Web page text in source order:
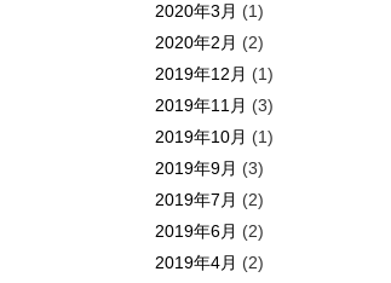
2020年3月 (1)
2020年2月 (2)
2019年12月 (1)
2019年11月 (3)
2019年10月 (1)
2019年9月 (3)
2019年7月 (2)
2019年6月 (2)
2019年4月 (2)